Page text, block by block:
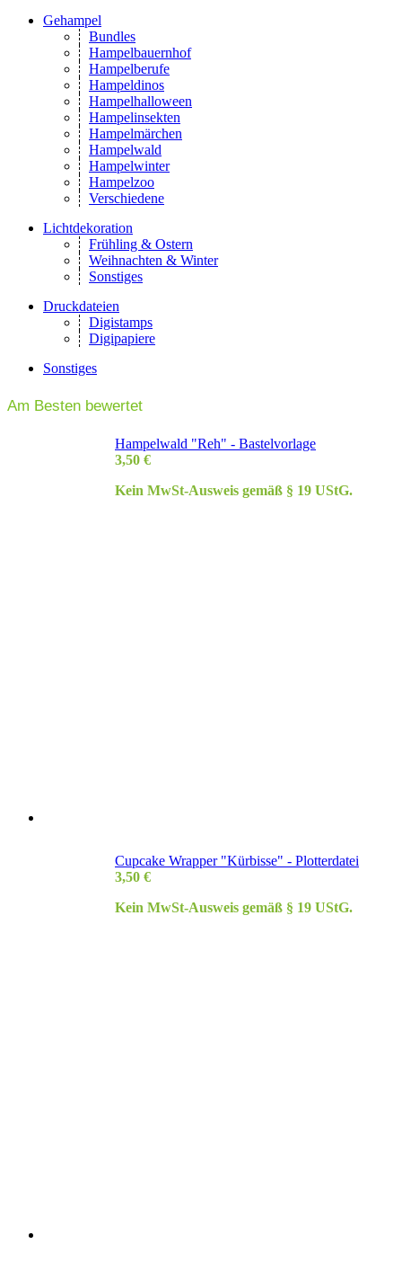
Gehampel
Bundles
Hampelbauernhof
Hampelberufe
Hampeldinos
Hampelhalloween
Hampelinsekten
Hampelmärchen
Hampelwald
Hampelwinter
Hampelzoo
Verschiedene
Lichtdekoration
Frühling & Ostern
Weihnachten & Winter
Sonstiges
Druckdateien
Digistamps
Digipapiere
Sonstiges
Am Besten bewertet
Hampelwald "Reh" - Bastelvorlage
3,50 €
Kein MwSt-Ausweis gemäß § 19 UStG.
Cupcake Wrapper "Kürbisse" - Plotterdatei
3,50 €
Kein MwSt-Ausweis gemäß § 19 UStG.